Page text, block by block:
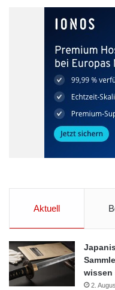
Nordschwarzwald braucht
Aktuell
wissen
2.